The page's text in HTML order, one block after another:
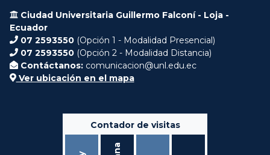
Ciudad Universitaria Guillermo Falconí - Loja -
Ecuador
07 2593550 (Opción 1 - Modalidad Presencial)
07 2593550 (Opción 2 - Modalidad Distancia)
Contáctanos: comunicacion@unl.edu.ec
Ver ubicación en el mapa
Contador de visitas